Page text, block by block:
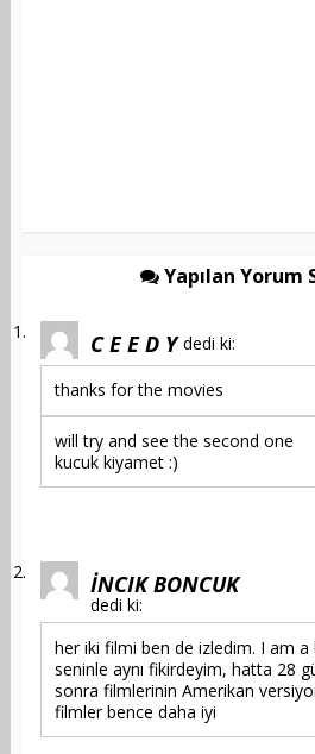
Yapılan Yorum
C E E D Y dedi ki:
thanks for the movies
will try and see the second one
kucuk kiyamet :)
İNCIK BONCUK
dedi ki:
her iki filmi ben de izledim. I am a
seninle aynı fikirdeyim, hatta 28
sonra filmlerinin Amerikan
filmler bence daha iyi